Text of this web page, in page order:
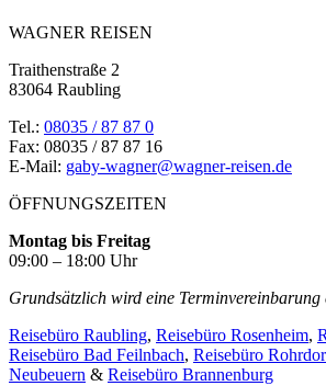
WAGNER REISEN
Traithenstraße 2
83064 Raubling
Tel.: 08035 / 87 87 0
Fax: 08035 / 87 87 16
E-Mail: gaby-wagner@wagner-reisen.de
ÖFFNUNGSZEITEN
Montag bis Freitag
09:00 – 18:00 Uhr
Grundsätzlich wird eine Terminvereinbarung
Reisebüro Raubling, Reisebüro Rosenheim,
Reisebüro Bad Feilnbach, Reisebüro
Neubeuern & Reisebüro Brannenburg